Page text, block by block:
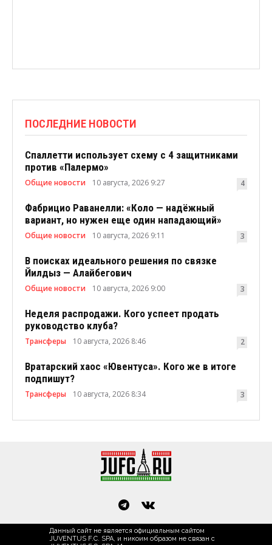
ПОСЛЕДНИЕ НОВОСТИ
Спаллетти использует схему с 4 защитниками
против «Палермо»
Общие новости 10 августа, 2026 9:27 4
Фабрицио Раванелли: «Коло — надёжный
вариант, но нужен еще один нападающий»
Общие новости 10 августа, 2026 9:11 3
В поисках идеального решения по связке
Йилдыз — Алайбегович
Общие новости 10 августа, 2026 9:00 3
Неделя распродажи. Кого успеет продать
руководство клуба?
Трансферы 10 августа, 2026 8:46 2
Вратарский хаос «Ювентуса». Кого же в итоге
подпишут?
Трансферы 10 августа, 2026 8:34 3
Данный сайт не является официальным сайтом
JUVENTUS F.C. SPA, и никоим образом не связан с